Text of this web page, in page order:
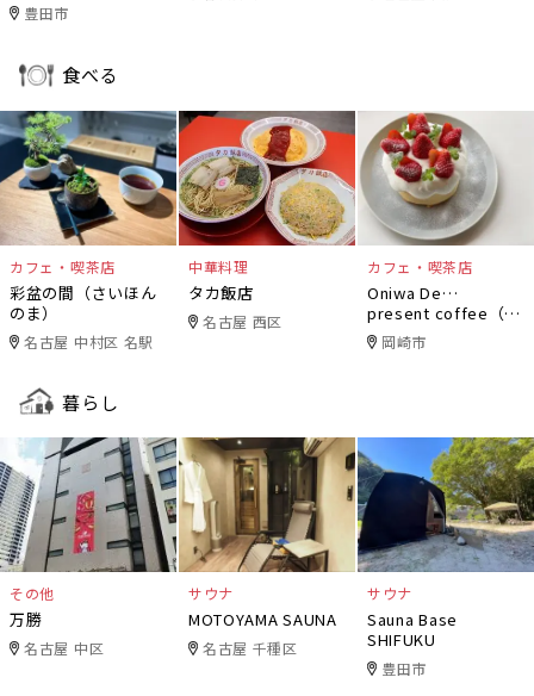
豊田市
食べる
カフェ・喫茶店
彩盆の間（さいほん
のま）
名古屋 中村区 名駅
中華料理
タカ飯店
名古屋 西区
カフェ・喫茶店
Oniwa De…
present coffee（オ
ニワデ）
岡崎市
暮らし
その他
万勝
名古屋 中区
サウナ
MOTOYAMA SAUNA
名古屋 千種区
サウナ
Sauna Base
SHIFUKU
豊田市